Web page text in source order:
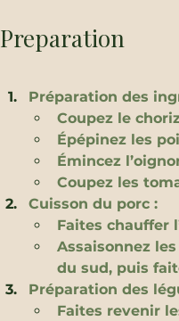
Preparation
Préparation des
Coupez le
Épépinez les
Émincez
Coupez les
Cuisson du porc :
Faites chauffer
Assaisonnez
du sud, puis
Préparation des
Faites revenir